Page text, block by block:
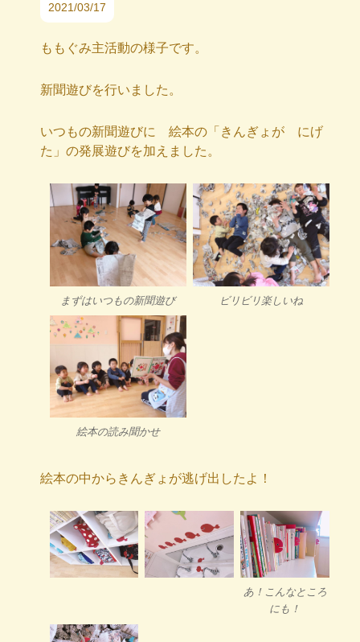
2021/03/17
ももぐみ主活動の様子です。
新聞遊びを行いました。
いつもの新聞遊びに 絵本の「きんぎょが にげ
た」の発展遊びを加えました。
まずはいつもの新聞遊び ビリビリ楽しいね
絵本の読み聞かせ
絵本の中からきんぎょが逃げ出したよ！
あ！こんなところ
にも！